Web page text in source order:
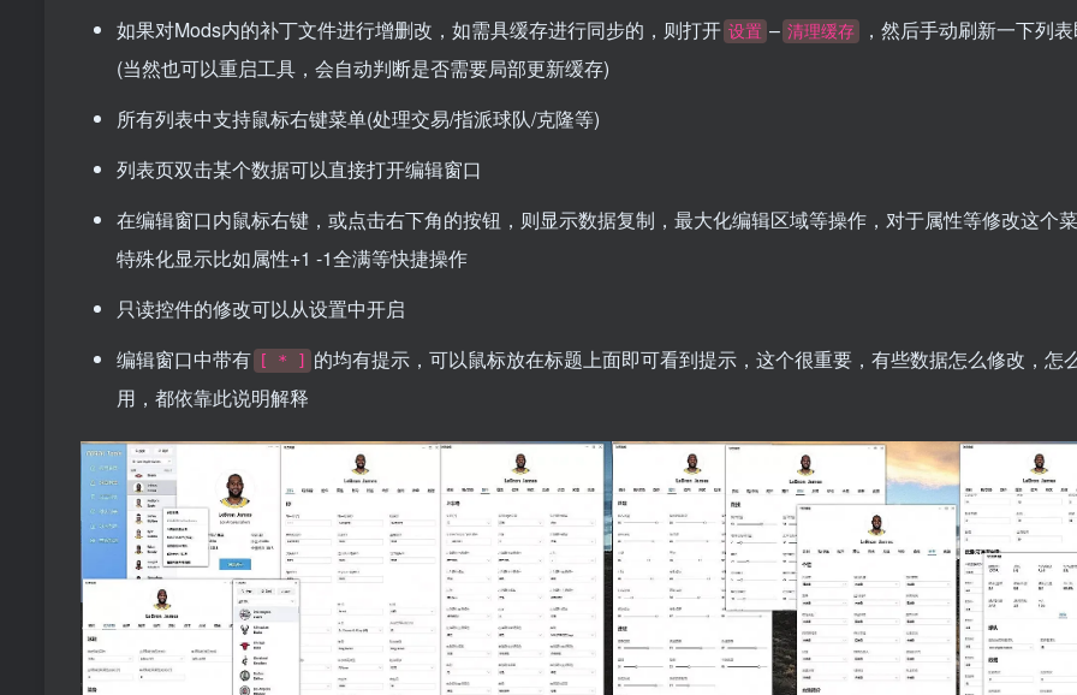
如果对Mods内的补丁文件进行增删改，如需具缓存进行同步的，则打开 设置 – 清理缓存
，然后手动刷新一下列
(当然也可以重启工具，会自动判断是否需要局部更新缓存)
所有列表中支持鼠标右键菜单(处理交易/指派球队/克隆等)
列表页双击某个数据可以直接打开编辑窗口
在编辑窗口内鼠标右键，或点击右下角的按钮，则显示数据复制，最大化编辑区域等操作，对于属性等修改这个
特殊化显示比如属性+1 -1全满等快捷操作
只读控件的修改可以从设置中开启
编辑窗口中带有
[ * ]
的均有提示，可以鼠标放在标题上面即可看到提示，这个很重要，有些数据怎么修改，怎
用，都依靠此说明解释